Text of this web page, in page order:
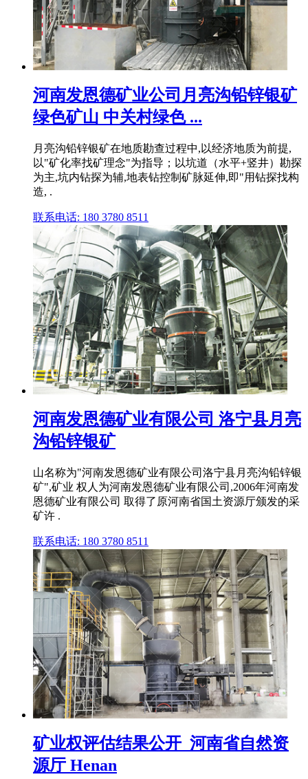
河南发恩德矿业公司月亮沟铅锌银矿
绿色矿山 中关村绿色 ...
月亮沟铅锌银矿在地质勘查过程中,以经济地质为前提,
以"矿化率找矿理念"为指导；以坑道（水平+竖井）勘探
为主,坑内钻探为辅,地表钻控制矿脉延伸,即"用钻探找构
造, .
联系电话: 180 3780 8511
河南发恩德矿业有限公司 洛宁县月亮
沟铅锌银矿
山名称为"河南发恩德矿业有限公司洛宁县月亮沟铅锌银
矿",矿业 权人为河南发恩德矿业有限公司,2006年河南发
恩德矿业有限公司 取得了原河南省国土资源厅颁发的采
矿许 .
联系电话: 180 3780 8511
矿业权评估结果公开_河南省自然资
源厅 Henan